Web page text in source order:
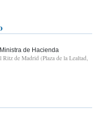
de Hacienda
de Madrid (Plaza de la Lealtad,